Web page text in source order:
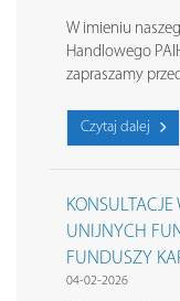
W imieniu
Handlowego
zapraszamy
Czytaj dalej
UNIJNYCH
FUNDUSZY
04-02-2026